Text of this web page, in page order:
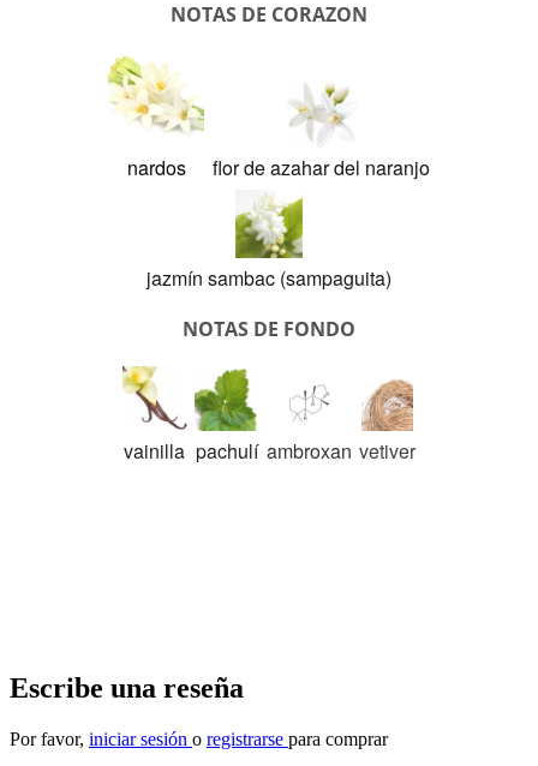
NOTAS DE CORAZON
nardos flor de azahar del naranjo
jazmín sambac (sampaguita)
NOTAS DE FONDO
vainilla pachulí ambroxan vetiver
Escribe una reseña
Por favor, iniciar sesión o registrarse para comprar